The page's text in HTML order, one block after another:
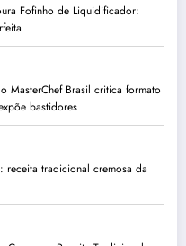
Fofinho de Liquidificador:
MasterChef Brasil critica formato
bastidores
receita tradicional cremosa da